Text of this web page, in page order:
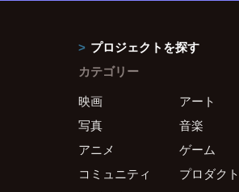
プロジェクトを探す
カテゴリー
映画
アート
写真
音楽
アニメ
ゲーム
コミュニティ
プロダクト